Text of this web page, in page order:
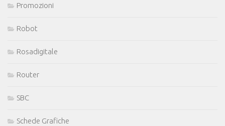
Promozioni
Robot
Rosadigitale
Router
SBC
Schede Grafiche